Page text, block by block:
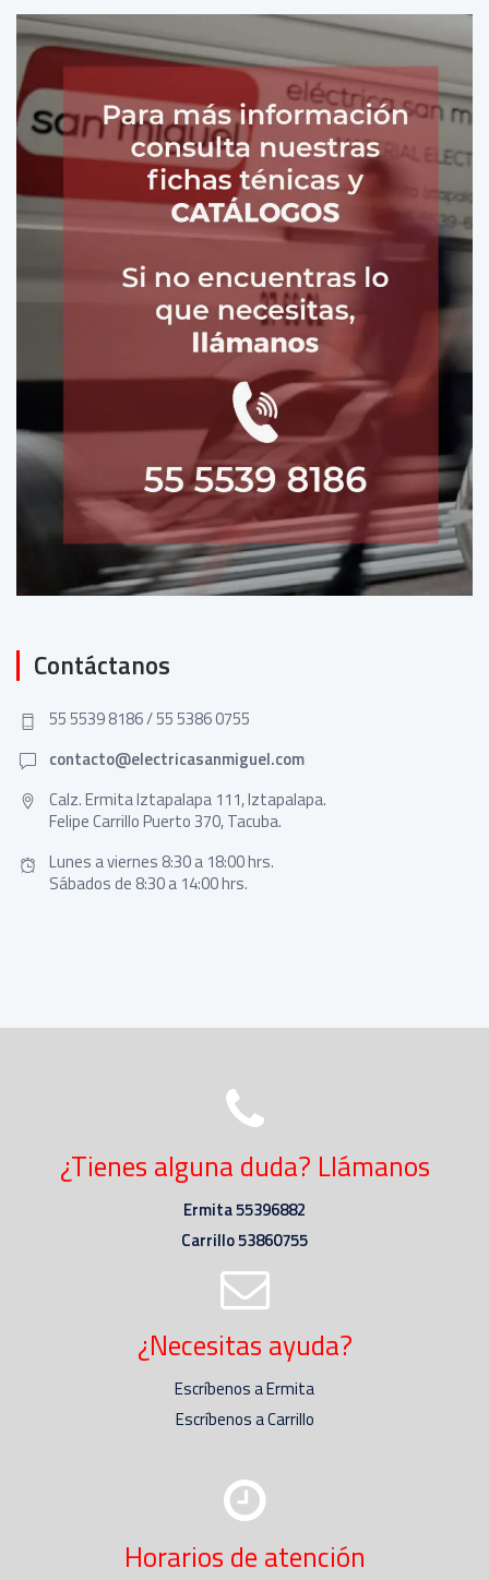
Contáctanos
55 5539 8186 / 55 5386 0755
contacto@electricasanmiguel.com
Calz. Ermita Iztapalapa 111, Iztapalapa.
Felipe Carrillo Puerto 370, Tacuba.
Lunes a viernes 8:30 a 18:00 hrs.
Sábados de 8:30 a 14:00 hrs.
¿Tienes alguna duda? Llámanos
Ermita 55396882
Carrillo 53860755
¿Necesitas ayuda?
Escríbenos a Ermita
Escríbenos a Carrillo
Horarios de atención